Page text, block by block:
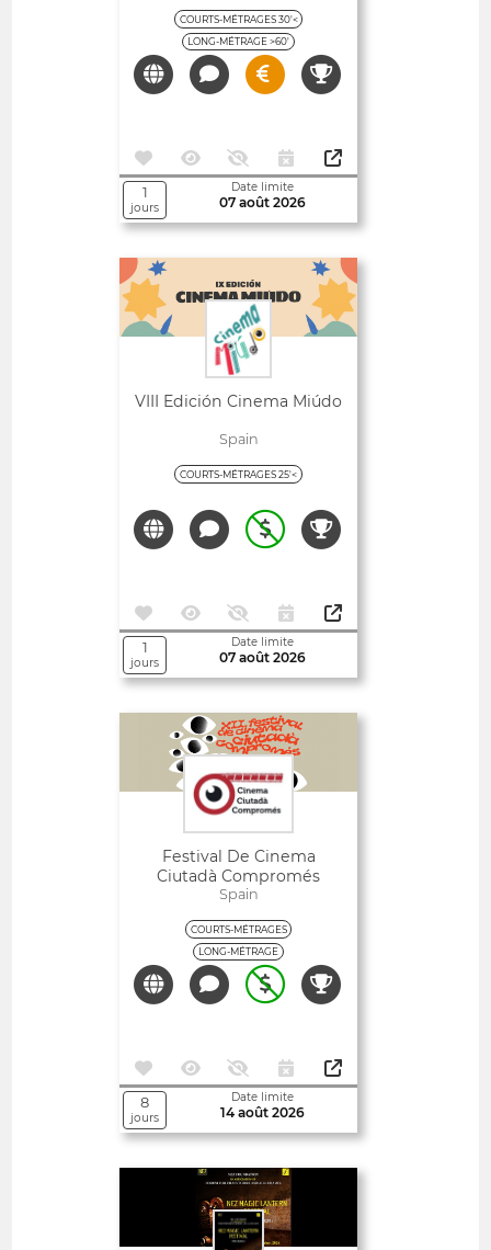
COURTS-MÉTRAGES 30'<
LONG-MÉTRAGE >60'
1
jours
Date limite
07 août 2026
VIII Edición Cinema Miúdo
Spain
COURTS-MÉTRAGES 25'<
1
jours
Date limite
07 août 2026
Festival De Cinema
Ciutadà Compromés
Spain
COURTS-MÉTRAGES
LONG-MÉTRAGE
8
jours
Date limite
14 août 2026
Ouvert
Ouvert